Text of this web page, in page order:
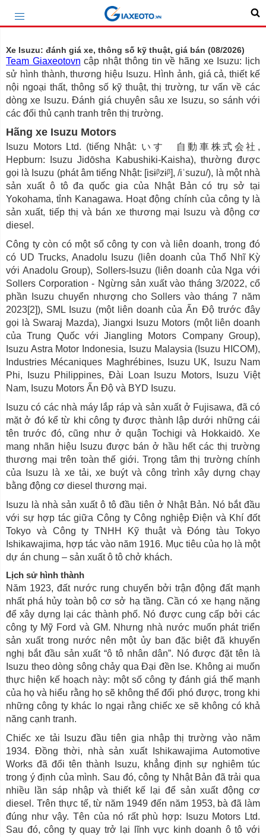
Xe Isuzu: đánh giá xe, thông số kỹ thuật, giá bán (08/2026)
Team Giaxeotovn cập nhật thông tin về hãng xe Isuzu: lịch
sử hình thành, thương hiệu Isuzu. Hình ảnh, giá cả, thiết kế
nội ngoại thất, thông số kỹ thuật, thị trường, tư vấn về các
dòng xe Isuzu. Đánh giá chuyên sâu xe Isuzu, so sánh với
các đối thủ cạnh tranh trên thị trường.
Hãng xe Isuzu Motors
Isuzu Motors Ltd. (tiếng Nhật: いすゞ自動車株式会社,
Hepburn: Isuzu Jidōsha Kabushiki-Kaisha), thường được
gọi là Isuzu (phát âm tiếng Nhật: [isɨᵝzɨᵝ], /iˈsuzu/), là một nhà
sản xuất ô tô đa quốc gia của Nhật Bản có trụ sở tại
Yokohama, tỉnh Kanagawa. Hoạt động chính của công ty là
sản xuất, tiếp thị và bán xe thương mại Isuzu và động cơ
diesel.
Công ty còn có một số công ty con và liên doanh, trong đó
có UD Trucks, Anadolu Isuzu (liên doanh của Thổ Nhĩ Kỳ
với Anadolu Group), Sollers-Isuzu (liên doanh của Nga với
Sollers Corporation - Ngừng sản xuất vào tháng 3/2022, cổ
phần Isuzu chuyển nhượng cho Sollers vào tháng 7 năm
2023[2]), SML Isuzu (một liên doanh của Ấn Độ trước đây
gọi là Swaraj Mazda), Jiangxi Isuzu Motors (một liên doanh
của Trung Quốc với Jiangling Motors Company Group),
Isuzu Astra Motor Indonesia, Isuzu Malaysia (Isuzu HICOM),
Industries Mécaniques Maghrébines, Isuzu UK, Isuzu Nam
Phi, Isuzu Philippines, Đài Loan Isuzu Motors, Isuzu Việt
Nam, Isuzu Motors Ấn Độ và BYD Isuzu.
Isuzu có các nhà máy lắp ráp và sản xuất ở Fujisawa, đã có
mặt ở đó kể từ khi công ty được thành lập dưới những cái
tên trước đó, cũng như ở quận Tochigi và Hokkaidō. Xe
mang nhãn hiệu Isuzu được bán ở hầu hết các thị trường
thương mại trên toàn thế giới. Trọng tâm thị trường chính
của Isuzu là xe tải, xe buýt và công trình xây dựng chạy
bằng động cơ diesel thương mại.
Isuzu là nhà sản xuất ô tô đầu tiên ở Nhật Bản. Nó bắt đầu
với sự hợp tác giữa Công ty Công nghiệp Điện và Khí đốt
Tokyo và Công ty TNHH Kỹ thuật và Đóng tàu Tokyo
Ishikawajima, hợp tác vào năm 1916. Mục tiêu của họ là một
dự án chung – sản xuất ô tô chở khách.
Lịch sử hình thành
Năm 1923, đất nước rung chuyển bởi trận động đất mạnh
nhất phá hủy toàn bộ cơ sở hạ tầng. Cần có xe hạng nặng
để xây dựng lại các thành phố. Nó được cung cấp bởi các
công ty Mỹ Ford và GM. Nhưng nhà nước muốn phát triển
sản xuất trong nước nên một ủy ban đặc biệt đã khuyến
nghị bắt đầu sản xuất “ô tô nhân dân”. Nó được đặt tên là
Isuzu theo dòng sông chảy qua Đại đền Ise. Không ai muốn
thực hiện kế hoạch này: một số công ty đánh giá thế mạnh
của họ và hiểu rằng họ sẽ không thể đối phó được, trong khi
những công ty khác lo ngại rằng chiếc xe sẽ không có khả
năng cạnh tranh.
Chiếc xe tải Isuzu đầu tiên gia nhập thị trường vào năm
1934. Đồng thời, nhà sản xuất Ishikawajima Automotive
Works đã đổi tên thành Isuzu, khẳng định sự nghiêm túc
trong ý định của mình. Sau đó, công ty Nhật Bản đã trải qua
nhiều lần sáp nhập và thiết kế lại để sản xuất động cơ
diesel. Trên thực tế, từ năm 1949 đến năm 1953, bà đã làm
đúng như vậy. Tên của nó rất phù hợp: Isuzu Motors Ltd.
Sau đó, công ty quay trở lại lĩnh vực kinh doanh ô tô với